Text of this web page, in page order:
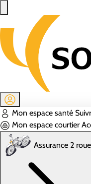
Mon espace santé
Mon espace courtier
Assurance 2